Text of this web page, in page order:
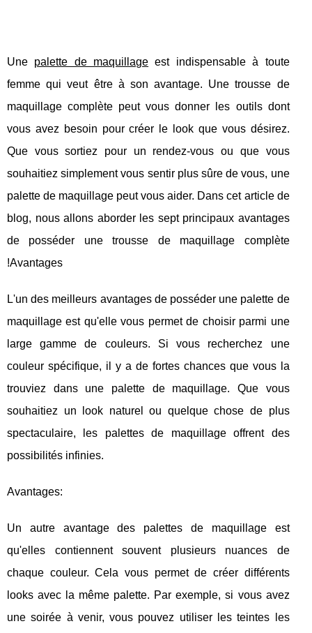
Une palette de maquillage est indispensable à toute
femme qui veut être à son avantage. Une trousse de
maquillage complète peut vous donner les outils dont
vous avez besoin pour créer le look que vous désirez.
Que vous sortiez pour un rendez-vous ou que vous
souhaitiez simplement vous sentir plus sûre de vous, une
palette de maquillage peut vous aider. Dans cet article de
blog, nous allons aborder les sept principaux avantages
de posséder une trousse de maquillage complète
!Avantages
L'un des meilleurs avantages de posséder une palette de
maquillage est qu'elle vous permet de choisir parmi une
large gamme de couleurs. Si vous recherchez une
couleur spécifique, il y a de fortes chances que vous la
trouviez dans une palette de maquillage. Que vous
souhaitiez un look naturel ou quelque chose de plus
spectaculaire, les palettes de maquillage offrent des
possibilités infinies.
Avantages:
Un autre avantage des palettes de maquillage est
qu'elles contiennent souvent plusieurs nuances de
chaque couleur. Cela vous permet de créer différents
looks avec la même palette. Par exemple, si vous avez
une soirée à venir, vous pouvez utiliser les teintes les